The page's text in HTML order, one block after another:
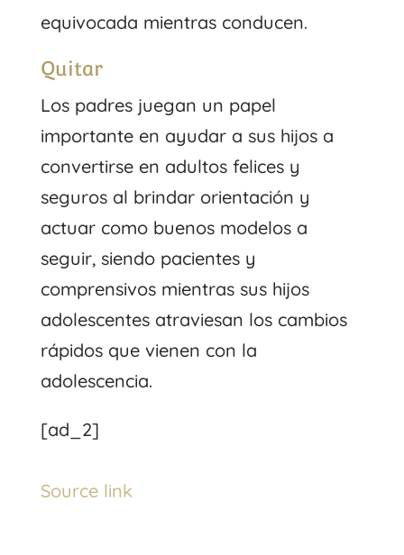
equivocada mientras conducen.
Quitar
Los padres juegan un papel
importante en ayudar a sus hijos a
convertirse en adultos felices y
seguros al brindar orientación y
actuar como buenos modelos a
seguir, siendo pacientes y
comprensivos mientras sus hijos
adolescentes atraviesan los cambios
rápidos que vienen con la
adolescencia.
[ad_2]
Source link